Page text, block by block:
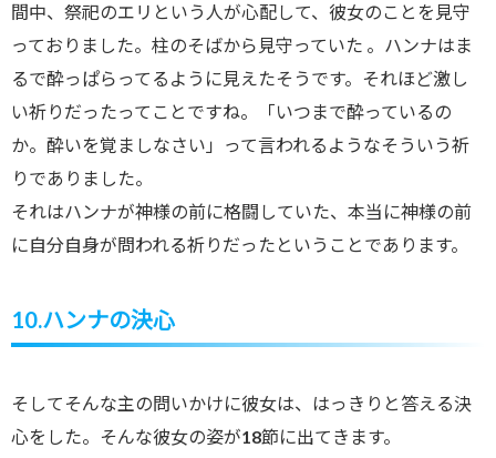
間中、祭祀のエリという人が心配して、彼女のことを見守
っておりました。柱のそばから見守っていた 。ハンナはま
るで酔っぱらってるように見えたそうです。それほど激し
い祈りだったってことですね。「いつまで酔っているの
か。酔いを覚ましなさい」って言われるようなそういう祈
りでありました。
それはハンナが神様の前に格闘していた、本当に神様の前
に自分自身が問われる祈りだったということであります。
10.ハンナの決心
そしてそんな主の問いかけに彼女は、はっきりと答える決
心をした。そんな彼女の姿が18節に出てきます。